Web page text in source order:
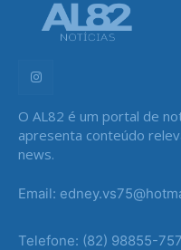
O AL82 é um portal de
apresenta conteúdo
news.
Email:
Telefone: (82) 98855-